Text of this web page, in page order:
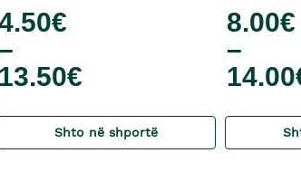
€
13.50€
Shto në shportë
8.00€
–
14.00